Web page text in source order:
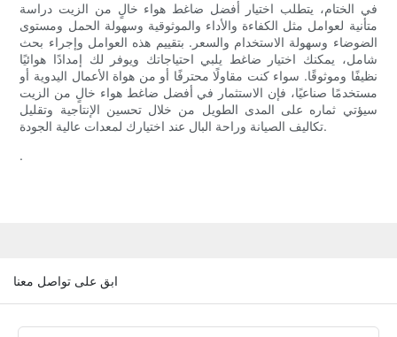
في الختام، يتطلب اختيار أفضل ضاغط هواء خالٍ من الزيت دراسة
متأنية لعوامل مثل الكفاءة والأداء والموثوقية وسهولة الحمل ومستوى
الضوضاء وسهولة الاستخدام والسعر. بتقييم هذه العوامل وإجراء بحث
شامل، يمكنك اختيار ضاغط يلبي احتياجاتك ويوفر لك إمدادًا هوائيًا
نظيفًا وموثوقًا. سواء كنت مقاولًا محترفًا أو من هواة الأعمال اليدوية أو
مستخدمًا صناعيًا، فإن الاستثمار في أفضل ضاغط هواء خالٍ من الزيت
سيؤتي ثماره على المدى الطويل من خلال تحسين الإنتاجية وتقليل
تكاليف الصيانة وراحة البال عند اختيارك لمعدات عالية الجودة.
.
ابق على تواصل معنا